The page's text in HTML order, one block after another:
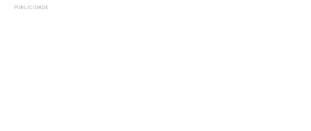
PUBLICIDADE